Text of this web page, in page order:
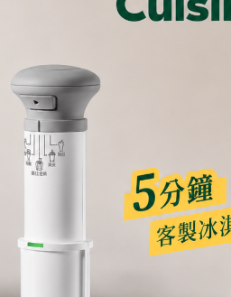
蒜油或橄欖油 2大匙
巴西利 1朵
作法：
2. 雞腿切大塊用鹽與黑胡
3. 在烤盤中加入2大匙蒜
鐘後放入雞腿(雞皮朝下)
檬汁、糖及蒜頭，翻拌均
4. 續烤12-15分鐘至雞腿